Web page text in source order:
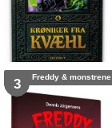
3 Freddy & monstrene